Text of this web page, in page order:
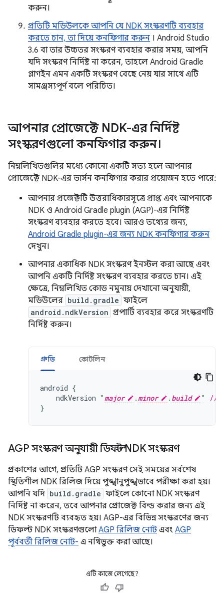
করুন।
প্রতিটি মডিউলকে আপনি যে NDK সংস্করণটি ব্যবহার
করতে চান, তা দিয়ে কনফিগার করুন । Android Studio
3.6 বা তার উচ্চতর সংস্করণ ব্যবহার করার সময়, আপনি
যদি সংস্করণ নির্দিষ্ট না করেন, তাহলে Android Gradle
প্লাগইন এমন একটি সংস্করণ বেছে নেয় যার সাথে এটি
সামঞ্জস্যপূর্ণ বলে পরিচিত।
আপনার প্রোজেক্টে NDK-এর নির্দিষ্ট
সংস্করণগুলো কনফিগার করুন।
নিম্নলিখিতগুলির মধ্যে কোনো একটি সত্য হলে আপনার
প্রোজেক্টে NDK-এর ভার্সন কনফিগার করার প্রয়োজন হতে পারে:
আপনার প্রজেক্টটি উত্তরাধিকারসূত্রে প্রাপ্ত এবং আপনাকে
NDK ও Android Gradle plugin (AGP)-এর নির্দিষ্ট
সংস্করণ ব্যবহার করতে হবে। আরও তথ্যের জন্য,
Android Gradle plugin-এর জন্য NDK কনফিগার করুন
দেখুন।
আপনার একাধিক NDK সংস্করণ ইনস্টল করা আছে এবং
আপনি একটি নির্দিষ্ট সংস্করণ ব্যবহার করতে চান। এই
ক্ষেত্রে, নিম্নলিখিত কোড নমুনায় দেখানো অনুযায়ী,
মডিউলের build.gradle ফাইলে
android.ndkVersion প্রপার্টি ব্যবহার করে সংস্করণটি
নির্দিষ্ট করুন।
গ্রুভি কোটলিন
android {
ndkVersion " major . minor . build "
//
}
AGP সংস্করণ অনুযায়ী ডিফল্ট NDK সংস্করণ
প্রকাশের আগে, প্রতিটি AGP সংস্করণ সেই সময়ের সর্বশেষ
স্থিতিশীল NDK রিলিজ দিয়ে পুঙ্খানুপুঙ্খভাবে পরীক্ষা করা হয়।
আপনি যদি build.gradle ফাইলে কোনো NDK সংস্করণ
নির্দিষ্ট না করেন, তবে আপনার প্রোজেক্ট বিল্ড করার জন্য এই
NDK সংস্করণটি ব্যবহৃত হয়। AGP-এর বিভিন্ন সংস্করণের জন্য
ডিফল্ট NDK সংস্করণগুলোAGP রিলিজ নোট এবং AGP
পূর্ববর্তী রিলিজ নোট- এ নথিভুক্ত করা আছে।
এটি কাজে লেগেছে?